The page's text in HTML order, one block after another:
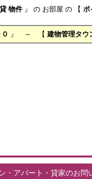
物件』 の お部屋 の 【 ポ
０ 』 ～ 【 建物管理タウ
・アパート・貸家のお問